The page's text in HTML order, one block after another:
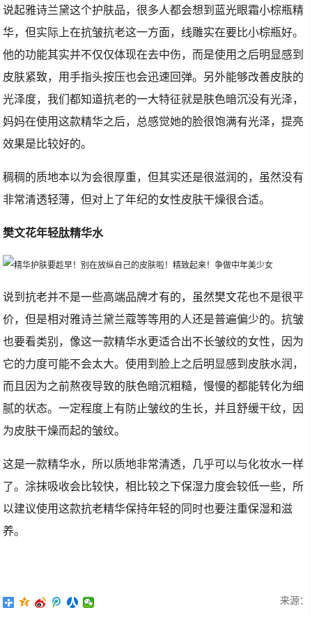
说起雅诗兰黛这个护肤品，很多人都会想到蓝光眼霜小棕瓶精
华，但实际上在抗皱抗老这一方面，线雕实在要比小棕瓶好。
他的功能其实并不仅仅体现在去中伤，而是使用之后明显感到
皮肤紧致，用手指头按压也会迅速回弹。另外能够改善皮肤的
光泽度，我们都知道抗老的一大特征就是肤色暗沉没有光泽，
妈妈在使用这款精华之后，总感觉她的脸很饱满有光泽，提亮
效果是比较好的。
稠稠的质地本以为会很厚重，但其实还是很滋润的，虽然没有
非常清透轻薄，但对上了年纪的女性皮肤干燥很合适。
樊文花年轻肽精华水
说到抗老并不是一些高端品牌才有的，虽然樊文花也不是很平
价，但是相对雅诗兰黛兰蔻等等用的人还是普遍偏少的。抗皱
也要看类别，像这一款精华水更适合出不长皱纹的女性，因为
它的力度可能不会太大。使用到脸上之后明显感到皮肤水润，
而且因为之前熬夜导致的肤色暗沉粗糙，慢慢的都能转化为细
腻的状态。一定程度上有防止皱纹的生长，并且舒缓干纹，因
为皮肤干燥而起的皱纹。
这是一款精华水，所以质地非常清透，几乎可以与化妆水一样
了。涂抹吸收会比较快，相比较之下保湿力度会较低一些，所
以建议使用这款抗老精华保持年轻的同时也要注重保湿和滋
养。
来源：